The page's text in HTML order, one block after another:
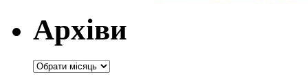
Архіви
Архіви